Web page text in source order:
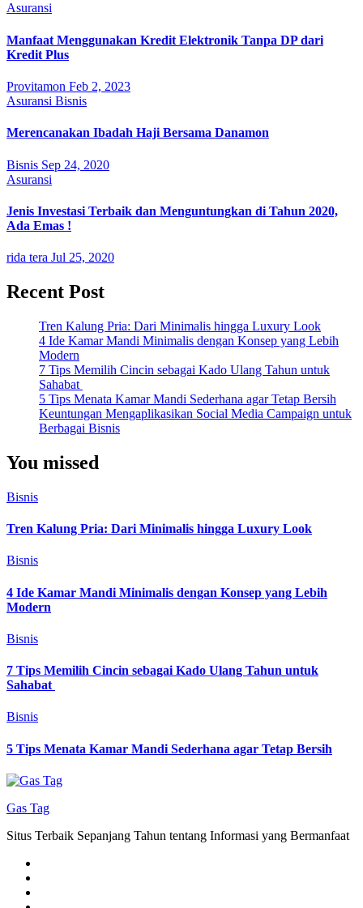
Asuransi
Manfaat Menggunakan Kredit Elektronik Tanpa DP dari
Kredit Plus
Provitamon Feb 2, 2023
Asuransi Bisnis
Merencanakan Ibadah Haji Bersama Danamon
Bisnis Sep 24, 2020
Asuransi
Jenis Investasi Terbaik dan Menguntungkan di Tahun 2020,
Ada Emas !
rida tera Jul 25, 2020
Recent Post
Tren Kalung Pria: Dari Minimalis hingga Luxury Look
4 Ide Kamar Mandi Minimalis dengan Konsep yang Lebih
Modern
7 Tips Memilih Cincin sebagai Kado Ulang Tahun untuk
Sahabat
5 Tips Menata Kamar Mandi Sederhana agar Tetap Bersih
Keuntungan Mengaplikasikan Social Media Campaign untuk
Berbagai Bisnis
You missed
Bisnis
Tren Kalung Pria: Dari Minimalis hingga Luxury Look
Bisnis
4 Ide Kamar Mandi Minimalis dengan Konsep yang Lebih
Modern
Bisnis
7 Tips Memilih Cincin sebagai Kado Ulang Tahun untuk
Sahabat
Bisnis
5 Tips Menata Kamar Mandi Sederhana agar Tetap Bersih
Gas Tag
Situs Terbaik Sepanjang Tahun tentang Informasi yang Bermanfaat